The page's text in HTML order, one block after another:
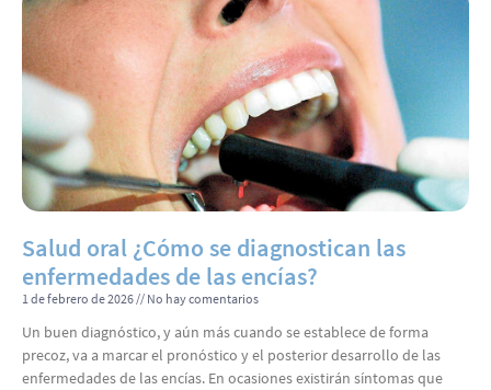
Salud oral ¿Cómo se diagnostican las
enfermedades de las encías?
1 de febrero de 2026 No hay comentarios
Un buen diagnóstico, y aún más cuando se establece de forma
precoz, va a marcar el pronóstico y el posterior desarrollo de las
enfermedades de las encías. En ocasiones existirán síntomas que